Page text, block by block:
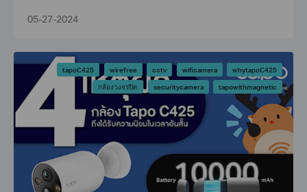
05-27-2024
tapoC425 wirefree cctv wificamera whytapoC425
กล้องวงจรปิด securitycamera tapowithmagnetic